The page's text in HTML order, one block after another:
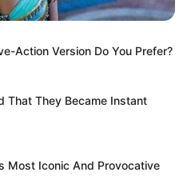
Believe Exist
Action Version Do You Prefer?
That They Became Instant
Most Iconic And Provocative